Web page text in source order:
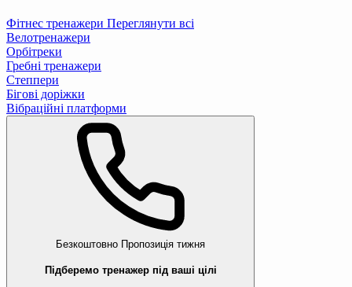
Фітнес тренажери Переглянути всі
Велотренажери
Орбітреки
Гребні тренажери
Степпери
Бігові доріжки
Вібраційні платформи
Безкоштовно Пропозиція тижня
Підберемо тренажер під ваші цілі